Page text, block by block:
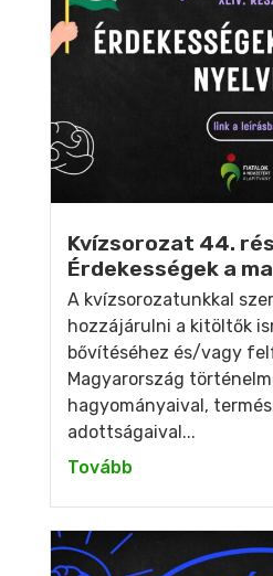
Kvízsorozat 44.
Érdekességek a
A kvízsorozatunkkal
hozzájárulni a kitöltők
bővítéséhez és/vagy
Magyarország
hagyományaival,
adottságaival...
Tovább